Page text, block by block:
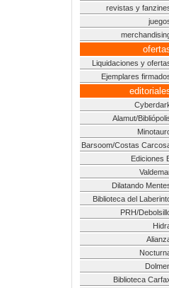
revistas y
Liquidaciones y
Ejemplares
Alamut/
Barsoom/Costas
Ediciones
Dilatando
Biblioteca del
PRH/
Biblioteca